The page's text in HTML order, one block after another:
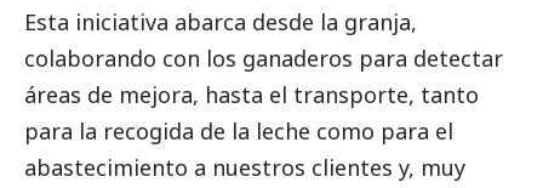
Esta iniciativa abarca desde la granja,
colaborando con los ganaderos para detectar
áreas de mejora, hasta el transporte, tanto
para la recogida de la leche como para el
abastecimiento a nuestros clientes y, muy